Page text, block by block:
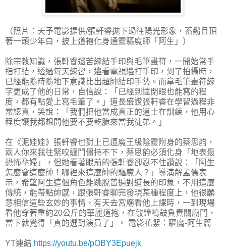
（照片：天予電影提供/張軒睿拋下過往陽光形象，蓄鬍且頂
著一頭少年白，披上道袍化身通靈驅魔師「阿生」）
除宗教知識，張軒睿還苦練結手印與毛筆畫符，一開始常手
指打結，透過每天練習，邊看電視邊打手印，到了拍攝時，
已經能隨時隨地下意識比出超帥結印手勢。而拿毛筆畫符練
字更成了他的日常，自信說：「已經到達閉眼也能寫的程
度，都有點愛上寫毛筆了。」道長盛讚張軒睿在學習過程非
常認真，笑說：「我們把他當成真正的道士在訓練，他用心
程度讓我都想問他要不要乾脆來當我徒弟。」
在《泥娃娃》張軒睿也對上已遭魔王級陰靈附身的蔡思韵，
兩人你來我往緊咬纏鬥僵持不下，蔡思韵必須化身「地表最
恐怖孕婦」，但她看著眼前的張軒睿卻忍不住讚說：「阿生
怎麼會這麼帥！哪裡來這麼帥的驅魔人？」導演解孟儒表
示，希望阿生這個角色能跳脫普遍對道長的印象，不用這麼
傳統，能帶點帥感，跟張軒睿聊完發現某種程度上，他很願
意相信這些玄妙的事情，有天去宮廟看他上課時，一到現場
看他穿著重約20公斤的華麗道袍，在敲鐘鳴鼓負責關廟門，
當下就覺得「真的選對演員了」。 電影花絮：驅魔-阿生篇
YT連結 https://youtu.be/pOBY3Epuejk